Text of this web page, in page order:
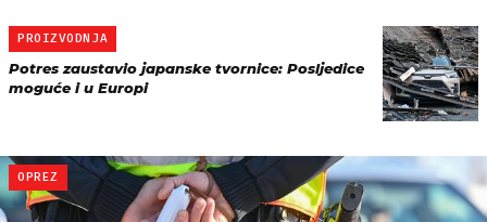
PROIZVODNJA
Potres zaustavio japanske tvornice: Posljedice
moguće i u Europi
OPREZ